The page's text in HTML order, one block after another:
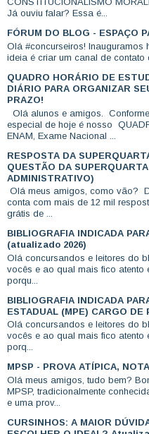
Já ouviu falar? Essa é...
FÓRUM DO BLOG - ESPAÇO
Olá #concurseiros! Inauguramos
ideia é criar um canal de contato
QUADRO HORÁRIO DE
DIÁRIO PARA ORGANIZAR
PRAZO!
Olá alunos e amigos.
especial de hoje é nosso
ENAM, Exame Nacional ...
RESPOSTA DA
QUESTÃO DA
ADMINISTRATIVO)
Olá meus amigos, como vão?
conta com mais de 12 mil
grátis de ...
BIBLIOGRAFIA INDICADA
(atualizado 2026)
Olá concursandos e leitores do
vocês e ao qual mais fico
porqu...
BIBLIOGRAFIA INDICADA
ESTADUAL (MPE) CARGO DE
Olá concursandos e leitores do
vocês e ao qual mais fico
porq...
MPSP - PROVA ATÍPICA,
Olá meus amigos, tudo bem?
MPSP, tradicionalmente
e uma prov...
CURSINHOS: A MAIOR